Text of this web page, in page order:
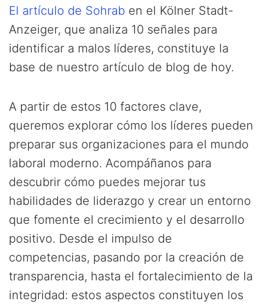
El artículo de Sohrab en el Kölner Stadt-
Anzeiger, que analiza 10 señales para
identificar a malos líderes, constituye la
base de nuestro artículo de blog de hoy.
A partir de estos 10 factores clave,
queremos explorar cómo los líderes pueden
preparar sus organizaciones para el mundo
laboral moderno. Acompáñanos para
descubrir cómo puedes mejorar tus
habilidades de liderazgo y crear un entorno
que fomente el crecimiento y el desarrollo
positivo. Desde el impulso de
competencias, pasando por la creación de
transparencia, hasta el fortalecimiento de la
integridad: estos aspectos constituyen los